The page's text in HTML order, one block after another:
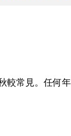
較常見。任何